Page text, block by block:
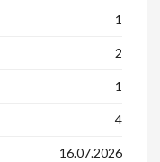
1
2
1
4
16.07.2026